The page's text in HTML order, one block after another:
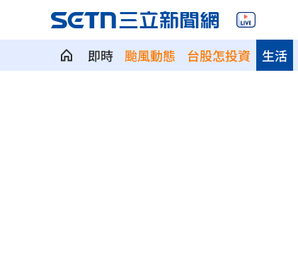
即時 颱風動態 台股怎投資 生活